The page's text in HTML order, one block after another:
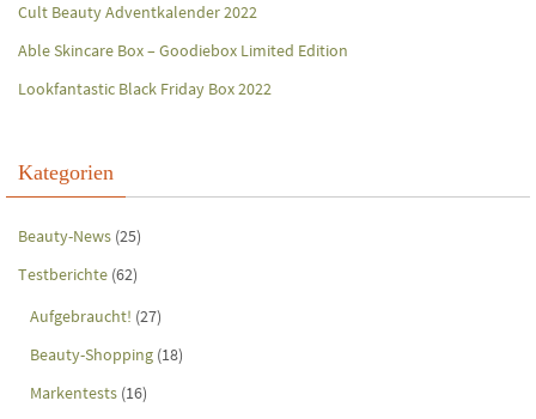
Cult Beauty Adventkalender 2022
Able Skincare Box – Goodiebox Limited Edition
Lookfantastic Black Friday Box 2022
Kategorien
Beauty-News (25)
Testberichte (62)
Aufgebraucht! (27)
Beauty-Shopping (18)
Markentests (16)